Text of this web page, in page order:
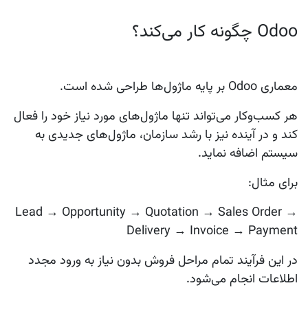
Odoo چگونه کار می‌کند؟
معماری Odoo بر پایه ماژول‌ها طراحی شده است.
هر کسب‌وکار می‌تواند تنها ماژول‌های مورد نیاز خود را فعال
کند و در آینده نیز با رشد سازمان، ماژول‌های جدیدی به
سیستم اضافه نماید.
برای مثال:
Lead → Opportunity → Quotation → Sales Order →
Delivery → Invoice → Payment
در این فرآیند تمام مراحل فروش بدون نیاز به ورود مجدد
اطلاعات انجام می‌شود.